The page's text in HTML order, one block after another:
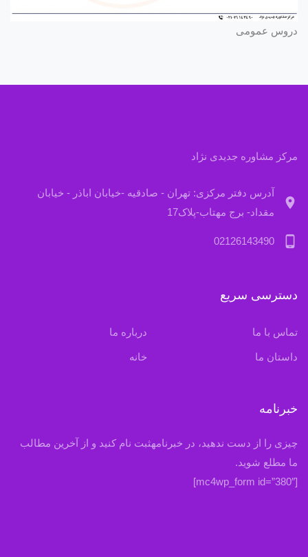
دروس عمومی
مرکز مشاوره جدیدی نژاد
location_on
آدرس دفتر مرکزی: تهران - صادقیه -خیابان اباذر - خیابان
مقداد- برج مهتاب-پلاک17
phone_android
02126143490
دسترسی سریع
تماس با ما درباره ما
داستان ما خانه
خبرنامه
چیزی را از دست ندهید، در خبرنامهثبت نام کنید و از آخرین مطالب
ما مطلع شوید.
[mc4wp_form id=”380″]